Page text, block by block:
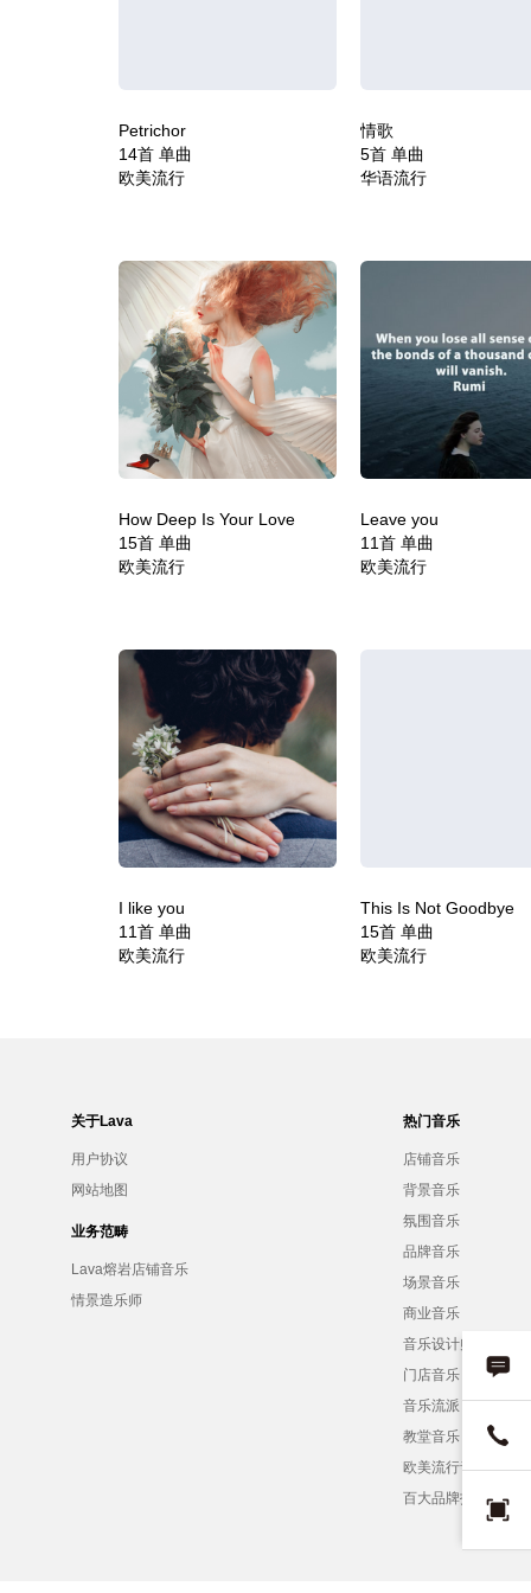
Petrichor
14首 单曲
欧美流行
情歌
5首 单曲
华语流行
How Deep Is Your Love
15首 单曲
欧美流行
Leave you
11首 单曲
欧美流行
I like you
11首 单曲
欧美流行
This Is Not Goodbye
15首 单曲
欧美流行
关于Lava
用户协议
网站地图
业务范畴
Lava熔岩店铺音乐
情景造乐师
热门音乐
店铺音乐
背景音乐
氛围音乐
品牌音乐
场景音乐
商业音乐
音乐设计师
门店音乐
音乐流派
教堂音乐
欧美流行音乐
百大品牌招募